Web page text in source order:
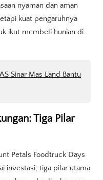
nyaman dan aman
kuat pengaruhnya
ikut membeli hunian di
Sinar Mas Land Bantu
Tiga Pilar
Petals Foodtruck Days
investasi, tiga pilar utama